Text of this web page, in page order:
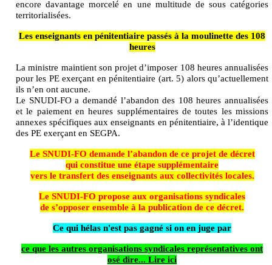
encore davantage morcelé en une multitude de sous catégories
territorialisées.
Les enseignants en pénitentiaire passés à la moulinette des 108
heures
La ministre maintient son projet d’imposer 108 heures annualisées
pour les PE exerçant en pénitentiaire (art. 5) alors qu’actuellement
ils n’en ont aucune.
Le SNUDI-FO a demandé l’abandon des 108 heures annualisées
et le paiement en heures supplémentaires de toutes les missions
annexes spécifiques aux enseignants en pénitentiaire, à l’identique
des PE exerçant en SEGPA.
Le SNUDI-FO demande l’abandon de ce projet de décret
qui constitue une étape supplémentaire
vers le transfert des enseignants aux collectivités locales.
Le SNUDI-FO propose aux organisations syndicales
de s’opposer ensemble à la publication de ce décret.
Ce qui hélas n'est pas gagné si on en juge par
ce que les autres organisations syndicales représentatives ont
osé dire... Lire ici